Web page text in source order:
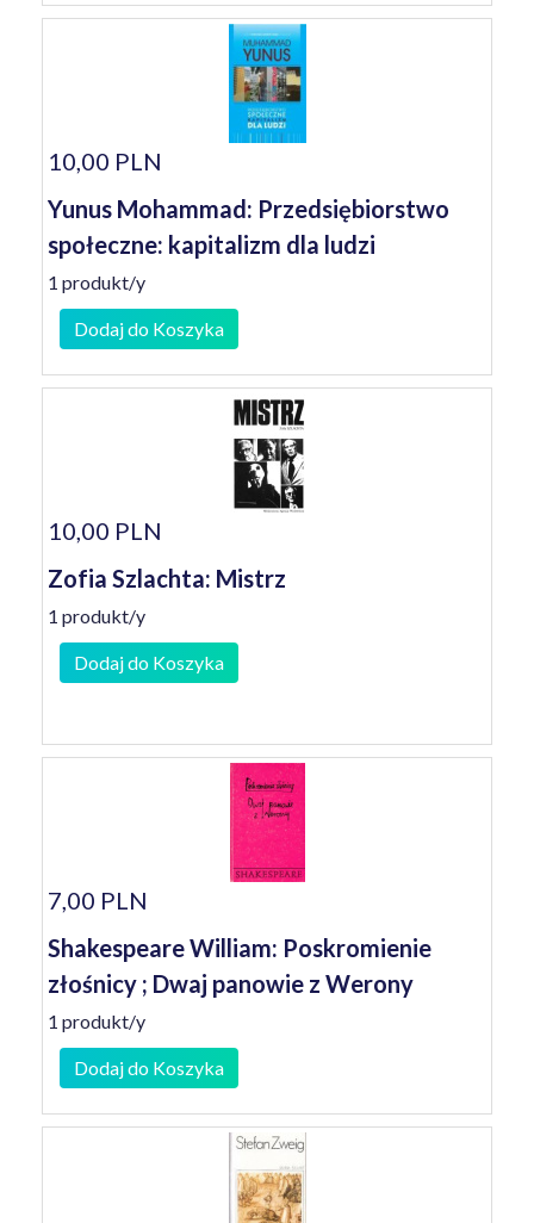
10,00 PLN
Yunus Mohammad: Przedsiębiorstwo
społeczne: kapitalizm dla ludzi
1 produkt/y
Dodaj do Koszyka
10,00 PLN
Zofia Szlachta: Mistrz
1 produkt/y
Dodaj do Koszyka
7,00 PLN
Shakespeare William: Poskromienie
złośnicy ; Dwaj panowie z Werony
1 produkt/y
Dodaj do Koszyka